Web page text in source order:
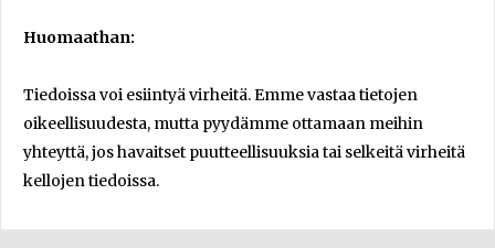
Huomaathan:
Tiedoissa voi esiintyä virheitä. Emme vastaa tietojen
oikeellisuudesta, mutta pyydämme ottamaan meihin
yhteyttä, jos havaitset puutteellisuuksia tai selkeitä virheitä
kellojen tiedoissa.